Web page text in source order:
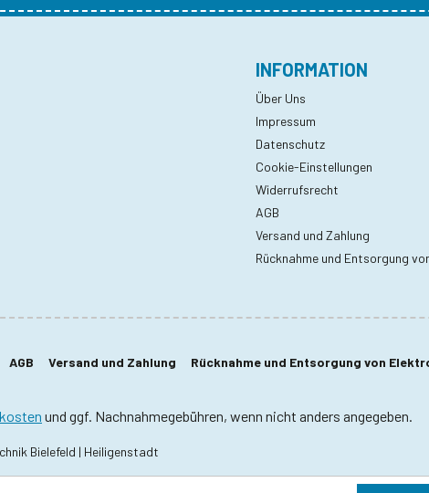
INFORMATION
Über Uns
Impressum
Datenschutz
Cookie-Einstellungen
Widerrufsrecht
AGB
Versand und Zahlung
Rücknahme und Entsorgung
AGB Versand und Zahlung Rücknahme und Entsorgung von
und ggf. Nachnahmegebühren, wenn nicht anders angegeben.
Bielefeld | Heiligenstadt